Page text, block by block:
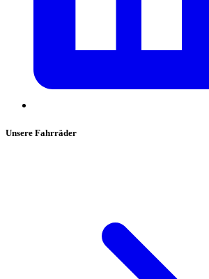
Unsere Fahrräder